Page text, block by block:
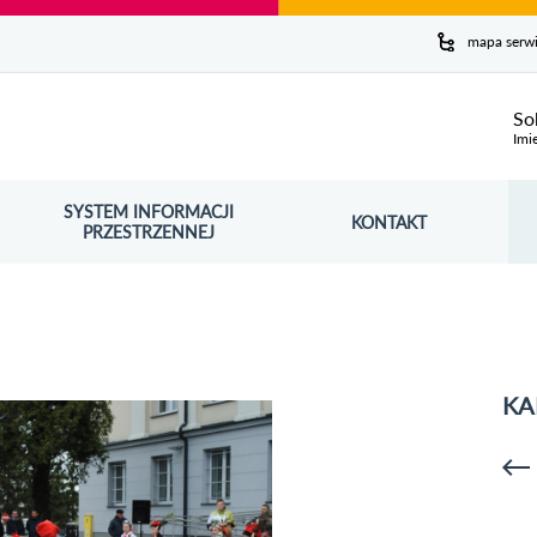
mapa
SYSTEM INFORMACJI
PRZESTRZENNEJ
OTWORZY SIĘ W NOWYM OKNIE KONTAKT